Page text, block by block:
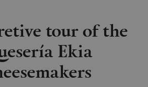
tour of the
Ekia